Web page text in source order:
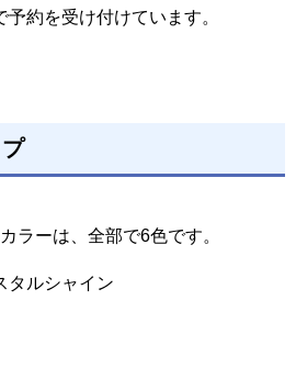
約を受け付けています。
ラーは、全部で6色です。
タルシャイン